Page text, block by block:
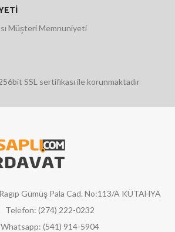
Müşteri Memnuniyeti
SSL sertifikası ile korunmaktadır
Gümüş Pala Cad. No:113/A KÜTAHYA
Telefon: (274) 222-0232
Whatsapp: (541) 914-5904